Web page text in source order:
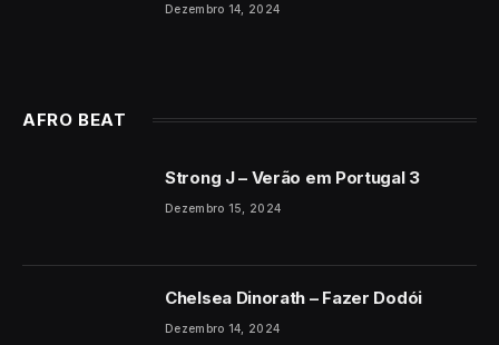
Dezembro 14, 2024
AFRO BEAT
Strong J – Verão em Portugal 3
Dezembro 15, 2024
Chelsea Dinorath – Fazer Dodói
Dezembro 14, 2024